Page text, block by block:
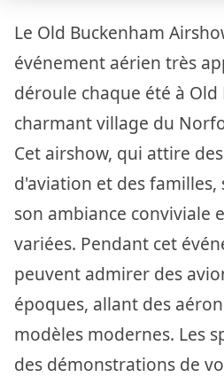
Le Old Buckenham
événement aérien très
déroule chaque été à Old
charmant village du
Cet airshow, qui attire
d'aviation et des
son ambiance conviviale
variées. Pendant cet
peuvent admirer des
époques, allant des
modèles modernes. Les
des démonstrations de